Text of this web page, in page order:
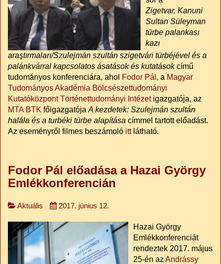
Zigetvar, Kanuni
Sultan Süleyman
türbe palankası
kazı
araştırmaları/Szulejmán szultán szigetvári türbéjével és a
palánkvárral kapcsolatos ásatások és kutatásokcímű
tudományos konferenciára, ahol Fodor Pál , a Magyar
Tudományos Akadémia Bölcsészettudományi
Kutatóközpont Történettudományi Intézet igazgatója, az
MTA BTK főigazgatója A kezdetek: Szulejmán szultán
halála és a turbéki türbe alapítása címmel tartott előadást.
Az eseményről filmes beszámoló ittlátható.
Fodor Pál előadása a Hazai György
Emlékkonferencián
Aktuális 2017. június 12.
Hazai György
Emlékkonferenciát
rendeztek 2017. május
25-én az Andrássy